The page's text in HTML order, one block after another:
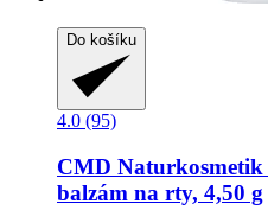
Do košíku
4.0 (95)
CMD Naturkosmetik
balzám na rty, 4,50 g